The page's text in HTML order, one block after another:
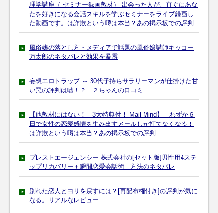
理学講座（ セミナー録画教材） 出会った人が、直ぐにあな
たを好きになる会話スキルを学ぶセミナーをライブ録画し
た動画です。は詐欺という噂は本当？あの掲示板での評判
風俗嬢の落とし方・メディアで話題の風俗嬢講師キッコー
万太郎のネタバレと効果を暴露
妄想エロトラップ ～ 30代子持ちサラリーマンが仕掛けた甘
い罠の評判は嘘！？ ２ちゃんの口コミ
【他教材にはない！ 3大特典付！ Mail Mind】 わずか６
日で女性の恋愛感情を生み出すメールしか打てなくなる！
は詐欺という噂は本当？あの掲示板での評判
プレストエージェンシー 株式会社の[セット版]男性用4ステ
ップリカバリー＋瞬間恋愛会話術 方法のネタバレ
別れた恋人とヨリを戻すには？[再配布権付き]の評判が気に
なる。リアルなレビュー